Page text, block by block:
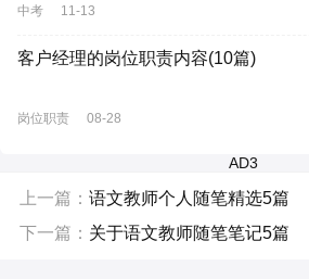
中考 11-13
客户经理的岗位职责内容(10篇)
岗位职责 08-28
AD3
上一篇： 语文教师个人随笔精选5篇
下一篇： 关于语文教师随笔笔记5篇